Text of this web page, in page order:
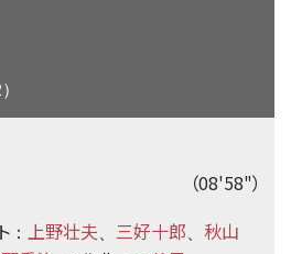
（08'58"）
： 上野壮夫 三好十郎
秋山